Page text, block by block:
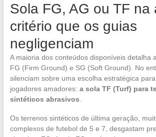
Sola FG, AG ou TF na
critério que os guias
negligenciam
A maioria dos conteúdos disponíveis detalha
FG (Firm Ground) e SG (Soft Ground). No
silenciam sobre uma escolha estratégica
jogadores amadores: a sola TF (Turf) para
sintéticos abrasivos
Os terrenos sintéticos de última geração,
complexos de futebol de 5 e 7, desgastam